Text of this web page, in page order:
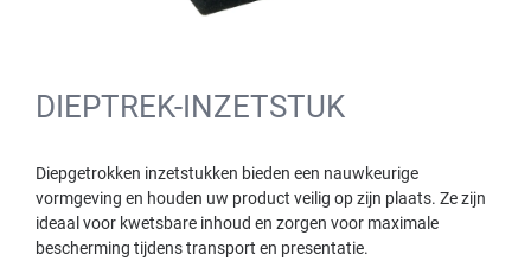
DIEPTREK-INZETSTUK
Diepgetrokken inzetstukken bieden een nauwkeurige
vormgeving en houden uw product veilig op zijn plaats. Ze zijn
ideaal voor kwetsbare inhoud en zorgen voor maximale
bescherming tijdens transport en presentatie.